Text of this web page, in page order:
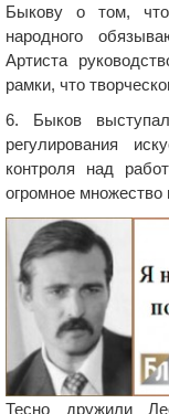
Быкову о том, что
народного
Артиста
рамки, что
6. Быков выступал
регулирования
контроля над
огромное множество
Тесно дружили